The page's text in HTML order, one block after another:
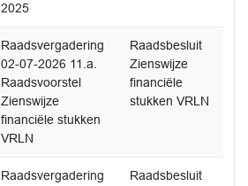
2025
Raadsvergadering
02-07-2026 11.a.
Raadsvoorstel
Zienswijze
financiële stukken
VRLN
Raadsbesluit
Zienswijze
financiële
stukken VRLN
Raadsvergadering
Raadsbesluit